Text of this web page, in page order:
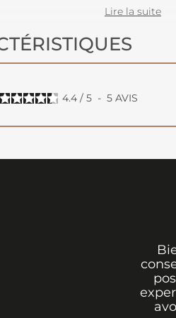
Lire la suite
4.4 / 5 - 5 AVIS